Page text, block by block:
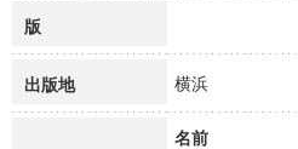
版
出版地 横浜
名前